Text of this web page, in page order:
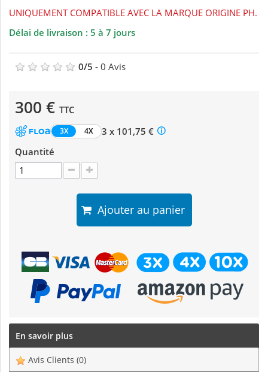
UNIQUEMENT COMPATIBLE AVEC LA MARQUE ORIGINE PH.
Délai de livraison : 5 à 7 jours
0/5 - 0 Avis
300 € TTC
3X 4X
3 x 101,75 €
Quantité
Ajouter au panier
En savoir plus
Avis Clients (0)